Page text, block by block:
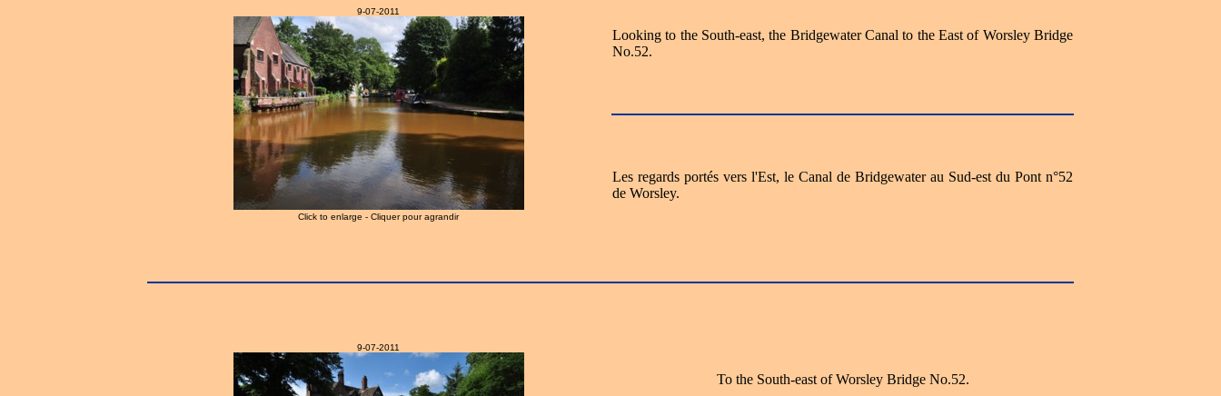
9-07-2011
Click to enlarge - Cliquer pour agrandir
Looking to the South-east, the Bridgewater Canal to the East of Worsley Bridge
No.52.
Les regards portés vers l'Est, le Canal de Bridgewater au Sud-est du Pont n°52
de Worsley.
9-07-2011
To the South-east of Worsley Bridge No.52.